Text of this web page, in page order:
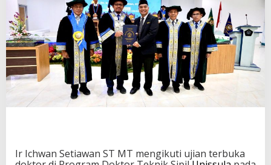
Ir Ichwan Setiawan ST MT mengikuti ujian terbuka